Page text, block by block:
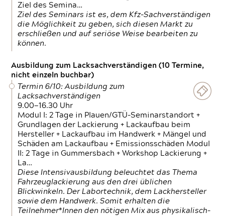
Ziel des Semina…
Ziel des Seminars ist es, dem Kfz-Sachverständigen
die Möglichkeit zu geben, sich diesen Markt zu
erschließen und auf seriöse Weise bearbeiten zu
können.
Ausbildung zum Lacksachverständigen (10 Termine,
nicht einzeln buchbar)
Termin 6/10: Ausbildung zum
Lacksachverständigen
9.00—16.30 Uhr
Modul I: 2 Tage in Plauen/GTÜ-Seminarstandort +
Grundlagen der Lackierung + Lackaufbau beim
Hersteller + Lackaufbau im Handwerk + Mängel und
Schäden am Lackaufbau + Emissionsschäden Modul
II: 2 Tage in Gummersbach + Workshop Lackierung +
La…
Diese Intensivausbildung beleuchtet das Thema
Fahrzeuglackierung aus den drei üblichen
Blickwinkeln. Der Labortechnik, dem Lackhersteller
sowie dem Handwerk. Somit erhalten die
Teilnehmer*Innen den nötigen Mix aus physikalisch-